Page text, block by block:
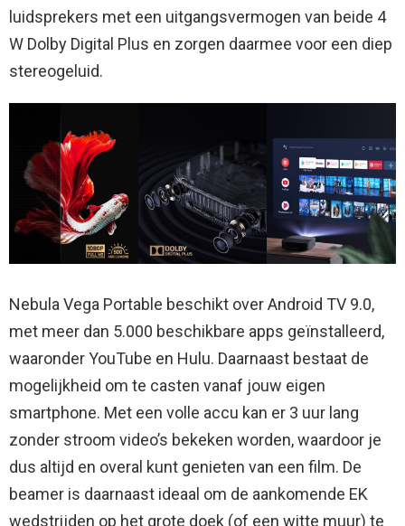
luidsprekers met een uitgangsvermogen van beide 4
W Dolby Digital Plus en zorgen daarmee voor een diep
stereogeluid.
Nebula Vega Portable beschikt over Android TV 9.0,
met meer dan 5.000 beschikbare apps geïnstalleerd,
waaronder YouTube en Hulu. Daarnaast bestaat de
mogelijkheid om te casten vanaf jouw eigen
smartphone. Met een volle accu kan er 3 uur lang
zonder stroom video’s bekeken worden, waardoor je
dus altijd en overal kunt genieten van een film. De
beamer is daarnaast ideaal om de aankomende EK
wedstrijden op het grote doek (of een witte muur) te